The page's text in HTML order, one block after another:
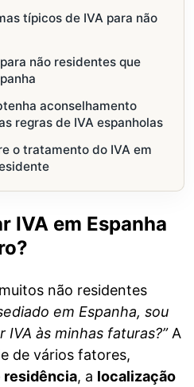
típicos de IVA para não
não residentes que
aconselhamento
regras de IVA espanholas
o tratamento do IVA em
IVA em Espanha
não residentes
em Espanha, sou
às minhas faturas?”A
de vários fatores,
residência, a localização